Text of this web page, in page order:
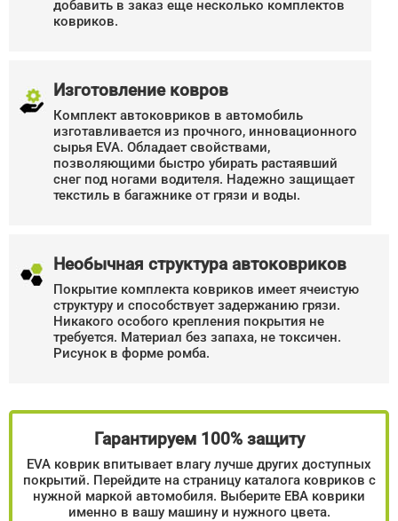
добавить в заказ еще несколько комплектов
ковриков.
Изготовление ковров
Комплект автоковриков в автомобиль
изготавливается из прочного, инновационного
сырья EVA. Обладает свойствами,
позволяющими быстро убирать растаявший
снег под ногами водителя. Надежно защищает
текстиль в багажнике от грязи и воды.
Необычная структура автоковриков
Покрытие комплекта ковриков имеет ячеистую
структуру и способствует задержанию грязи.
Никакого особого крепления покрытия не
требуется. Материал без запаха, не токсичен.
Рисунок в форме ромба.
Гарантируем 100% защиту
EVA коврик впитывает влагу лучше других доступных
покрытий. Перейдите на страницу каталога ковриков с
нужной маркой автомобиля. Выберите ЕВА коврики
именно в вашу машину и нужного цвета.